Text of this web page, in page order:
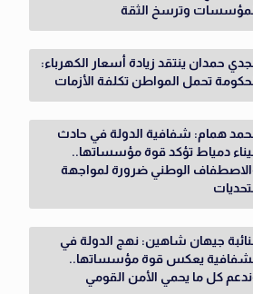
وترسخ الثقة
حمدان ينتقد زيادة أسعار الكهرباء:
تحمل المواطن تكلفة الأزمات
همام: شفافية الدولة في حادث
دمياط تؤكد قوة مؤسساتها..
الوطني ضرورة لمواجهة
جيهان شاهين: نهج الدولة في
يعكس قوة مؤسساتها..
كل ما يحمي الأمن القومي